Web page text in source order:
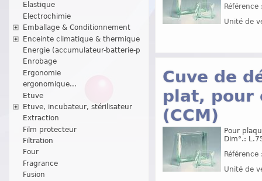
Elastique
Electrochimie
Emballage & Conditionnement
Enceinte climatique & thermique
Energie (accumulateur-batterie-p
Enrobage
Ergonomie
ergonomique...
Etuve
Etuve, incubateur, stérilisateur
Extraction
Film protecteur
Filtration
Four
Fragrance
Fusion
Unité de
Cuve de
plat, pour
(CCM)
Pour
Dim°.:
Unité de